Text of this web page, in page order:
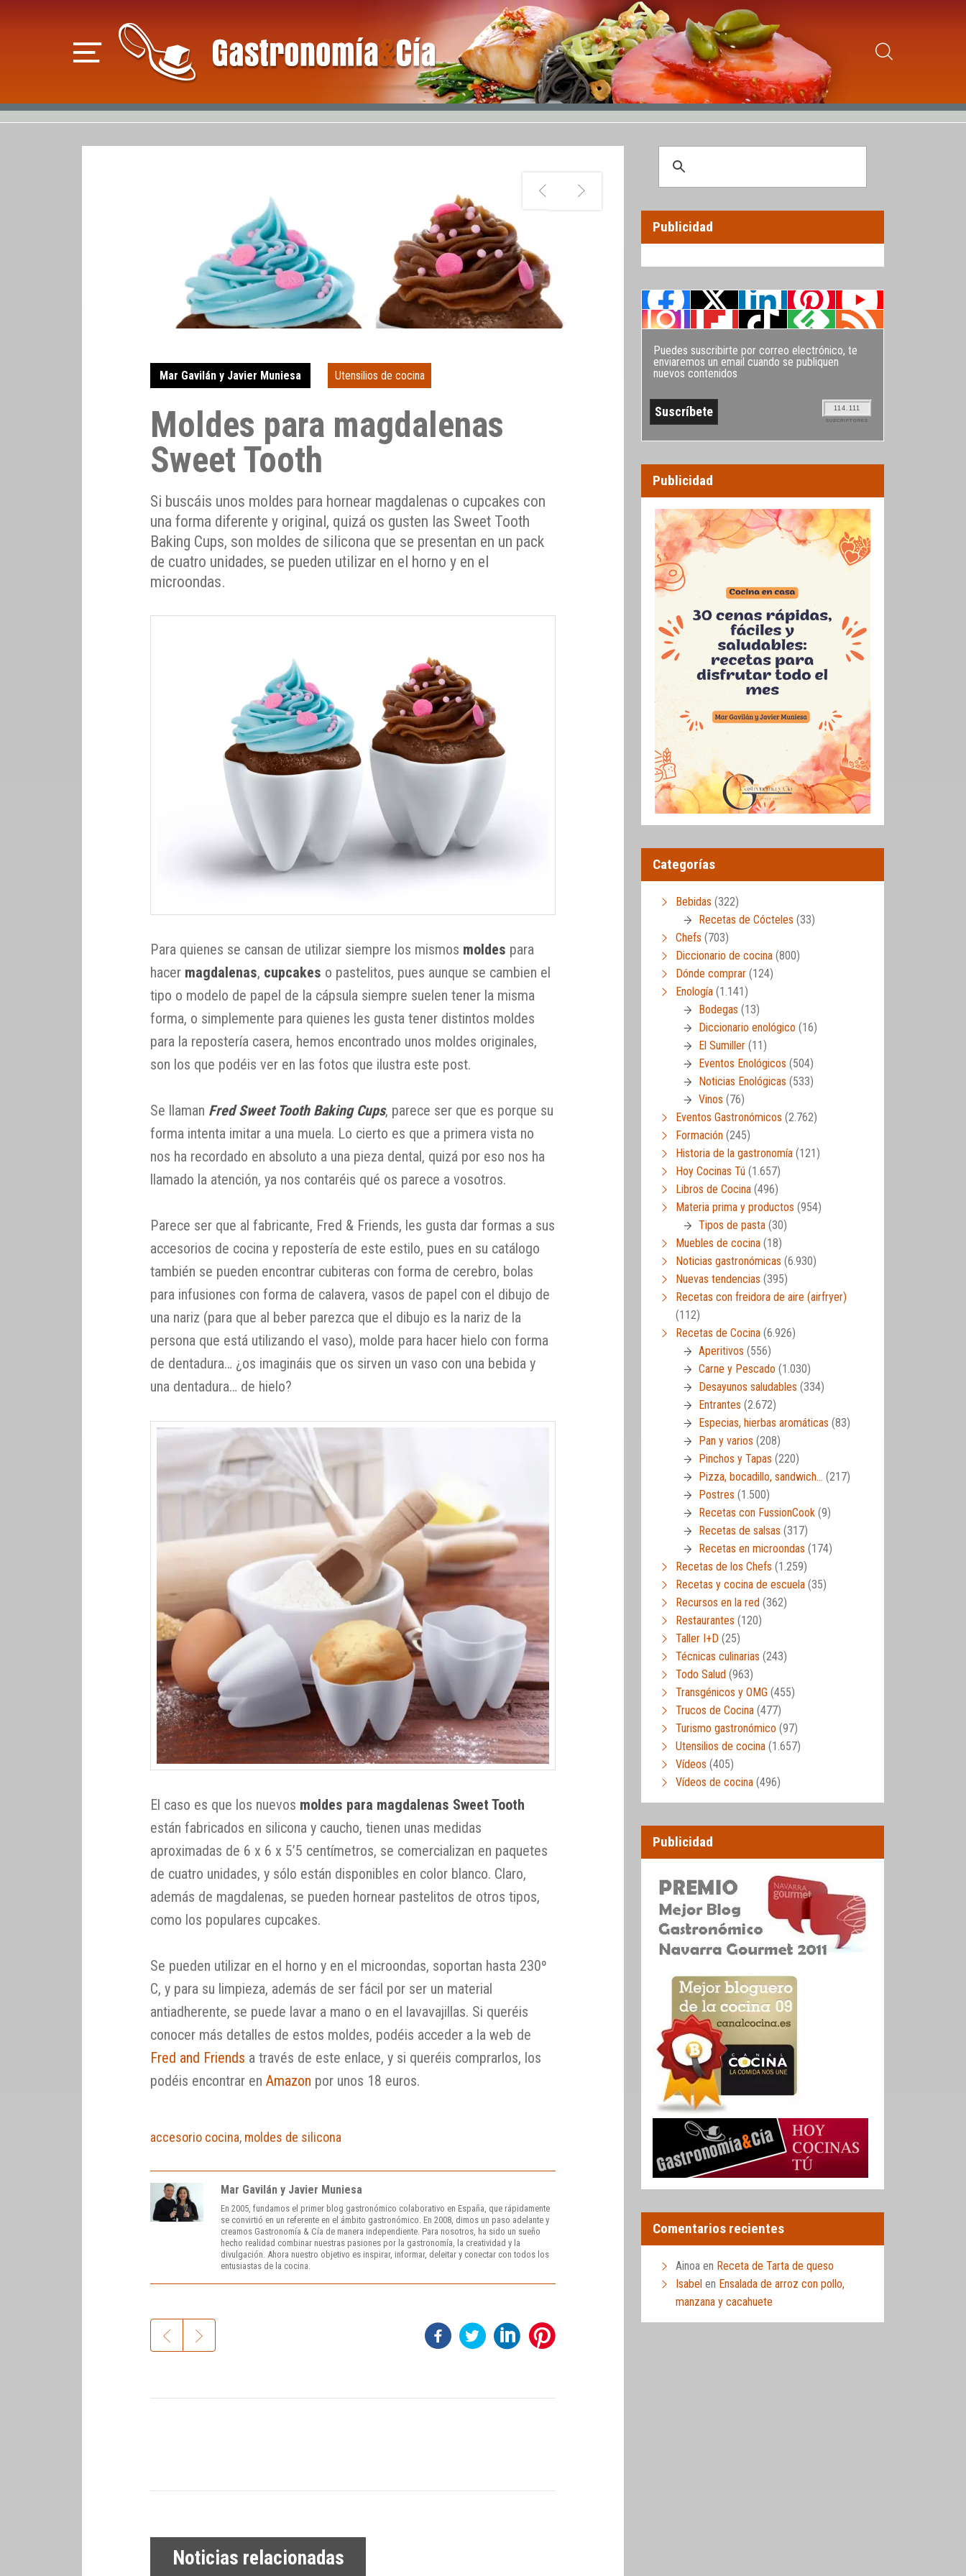
Mar Gavilán y Javier Muniesa Utensilios de cocina
Moldes para magdalenas
Sweet Tooth
Si buscáis unos moldes para hornear magdalenas o cupcakes con
una forma diferente y original, quizá os gusten las Sweet Tooth
Baking Cups, son moldes de silicona que se presentan en un pack
de cuatro unidades, se pueden utilizar en el horno y en el
microondas.
Para quienes se cansan de utilizar siempre los mismos moldes para
hacer magdalenas, cupcakes o pastelitos, pues aunque se cambien el
tipo o modelo de papel de la cápsula siempre suelen tener la misma
forma, o simplemente para quienes les gusta tener distintos moldes
para la repostería casera, hemos encontrado unos moldes originales,
son los que podéis ver en las fotos que ilustra este post.
Se llaman Fred Sweet Tooth Baking Cups, parece ser que es porque su
forma intenta imitar a una muela. Lo cierto es que a primera vista no
nos ha recordado en absoluto a una pieza dental, quizá por eso nos ha
llamado la atención, ya nos contaréis qué os parece a vosotros.
Parece ser que al fabricante, Fred & Friends, les gusta dar formas a sus
accesorios de cocina y repostería de este estilo, pues en su catálogo
también se pueden encontrar cubiteras con forma de cerebro, bolas
para infusiones con forma de calavera, vasos de papel con el dibujo de
una nariz (para que al beber parezca que el dibujo es la nariz de la
persona que está utilizando el vaso), molde para hacer hielo con forma
de dentadura… ¿os imagináis que os sirven un vaso con una bebida y
una dentadura… de hielo?
El caso es que los nuevos moldes para magdalenas Sweet Tooth
están fabricados en silicona y caucho, tienen unas medidas
aproximadas de 6 x 6 x 5’5 centímetros, se comercializan en paquetes
de cuatro unidades, y sólo están disponibles en color blanco. Claro,
además de magdalenas, se pueden hornear pastelitos de otros tipos,
como los populares cupcakes.
Se pueden utilizar en el horno y en el microondas, soportan hasta 230º
C, y para su limpieza, además de ser fácil por ser un material
antiadherente, se puede lavar a mano o en el lavavajillas. Si queréis
conocer más detalles de estos moldes, podéis acceder a la web de
Fred and Friends a través de este enlace, y si queréis comprarlos, los
podéis encontrar enAmazon por unos 18 euros.
accesorio cocina, moldes de silicona
Mar Gavilán y Javier Muniesa
En 2005, fundamos el primer blog gastronómico colaborativo en España, que rápidamente
se convirtió en un referente en el ámbito gastronómico. En 2008, dimos un paso adelante y
creamos Gastronomía & Cía de manera independiente. Para nosotros, ha sido un sueño
hecho realidad combinar nuestras pasiones por la gastronomía, la creatividad y la
divulgación. Ahora nuestro objetivo es inspirar, informar, deleitar y conectar con todos los
entusiastas de la cocina.
Noticias relacionadas
Publicidad
Puedes suscribirte por correo electrónico, te
enviaremos un email cuando se publiquen
nuevos contenidos
114.111
SUSCRIPTORES
Publicidad
Categorías
Bebidas (322)
Recetas de Cócteles (33)
Chefs (703)
Diccionario de cocina (800)
Dónde comprar (124)
Enología (1.141)
Bodegas (13)
Diccionario enológico (16)
El Sumiller (11)
Eventos Enológicos (504)
Noticias Enológicas (533)
Vinos (76)
Eventos Gastronómicos (2.762)
Formación (245)
Historia de la gastronomía (121)
Hoy Cocinas Tú (1.657)
Libros de Cocina (496)
Materia prima y productos (954)
Tipos de pasta (30)
Muebles de cocina (18)
Noticias gastronómicas (6.930)
Nuevas tendencias (395)
Recetas con freidora de aire (airfryer)
(112)
Recetas de Cocina (6.926)
Aperitivos (556)
Carne y Pescado (1.030)
Desayunos saludables (334)
Entrantes (2.672)
Especias, hierbas aromáticas (83)
Pan y varios (208)
Pinchos y Tapas (220)
Pizza, bocadillo, sandwich… (217)
Postres (1.500)
Recetas con FussionCook (9)
Recetas de salsas (317)
Recetas en microondas (174)
Recetas de los Chefs (1.259)
Recetas y cocina de escuela (35)
Recursos en la red (362)
Restaurantes (120)
Taller I+D (25)
Técnicas culinarias (243)
Todo Salud (963)
Transgénicos y OMG (455)
Trucos de Cocina (477)
Turismo gastronómico (97)
Utensilios de cocina (1.657)
Vídeos (405)
Vídeos de cocina (496)
Publicidad
Comentarios recientes
Ainoa en Receta de Tarta de queso
Isabel en Ensalada de arroz con pollo,
manzana y cacahuete